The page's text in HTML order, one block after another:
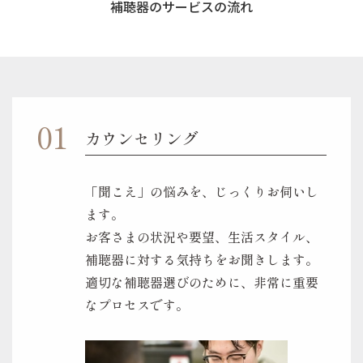
補聴器のサービスの流れ
カウンセリング
「聞こえ」の悩みを、じっくりお伺いし
ます。
お客さまの状況や要望、生活スタイル、
補聴器に対する気持ちをお聞きします。
適切な補聴器選びのために、非常に重要
なプロセスです。